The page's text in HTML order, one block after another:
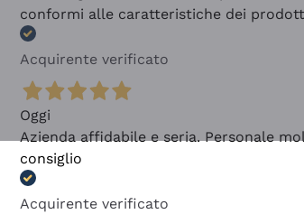
conformi alle caratteristiche dei
Acquirente verificato
Oggi
Azienda affidabile e seria. Personale
consiglio
Acquirente verificato